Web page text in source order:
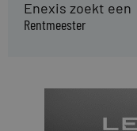
Enexis zoekt een
Rentmeester